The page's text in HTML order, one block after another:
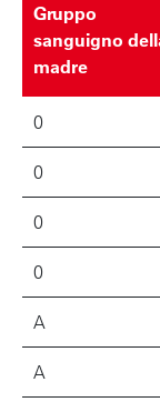
Gruppo
sanguigno
madre
0
0
0
0
A
A